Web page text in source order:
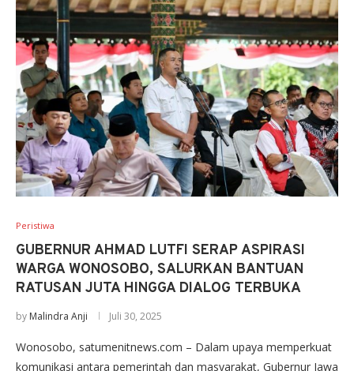
Peristiwa
GUBERNUR AHMAD LUTFI SERAP ASPIRASI
WARGA WONOSOBO, SALURKAN BANTUAN
RATUSAN JUTA HINGGA DIALOG TERBUKA
by Malindra Anji Juli 30, 2025
Wonosobo, satumenitnews.com – Dalam upaya memperkuat
komunikasi antara pemerintah dan masyarakat, Gubernur Jawa